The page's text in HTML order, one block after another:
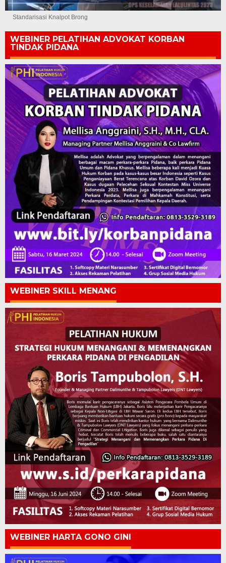
Standarisasi Knalpot Brong
WEBINER PELATIHAN ADVOKAT KORBAN
TINDAK PIDANA
WEBINER SKILL MENANG
WEBINER HARTA GONO GINI